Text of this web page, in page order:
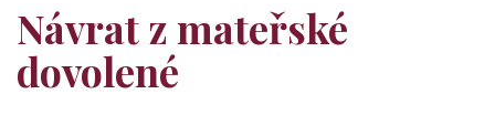
Návrat z mateřské
dovolené